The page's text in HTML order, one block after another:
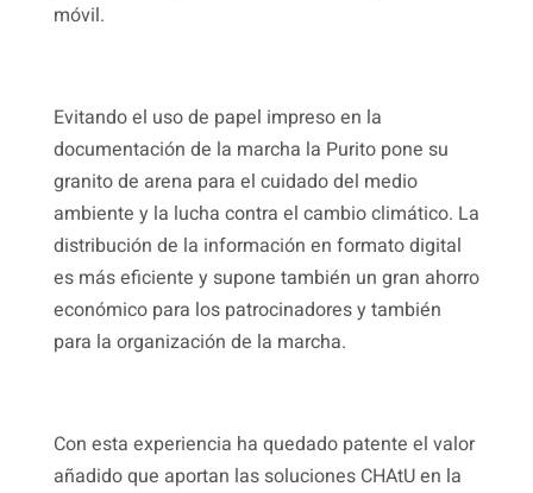
móvil.
Evitando el uso de papel impreso en la
documentación de la marcha la Purito pone su
granito de arena para el cuidado del medio
ambiente y la lucha contra el cambio climático. La
distribución de la información en formato digital
es más eficiente y supone también un gran ahorro
económico para los patrocinadores y también
para la organización de la marcha.
Con esta experiencia ha quedado patente el valor
añadido que aportan las soluciones CHAtU en la